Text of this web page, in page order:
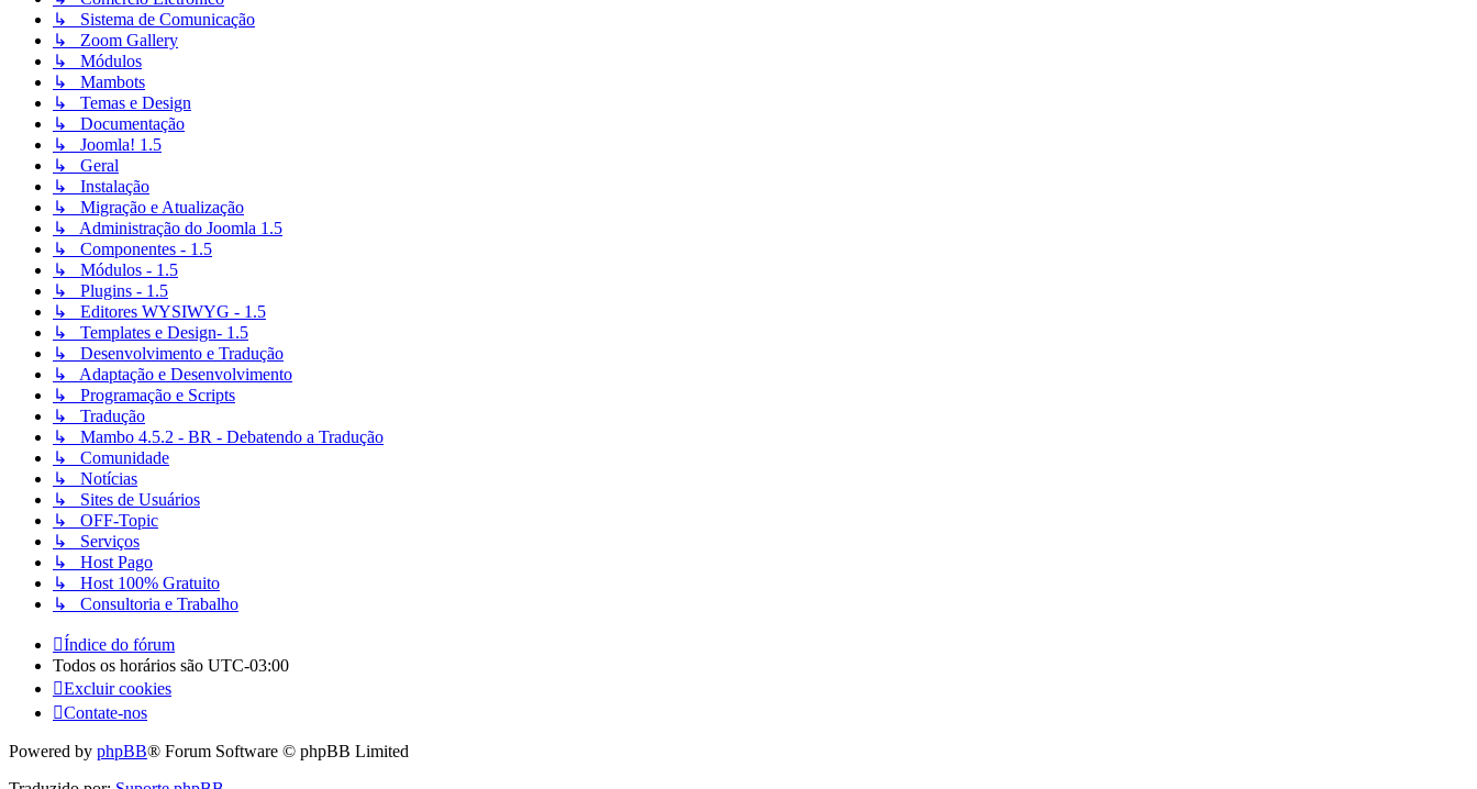
↳ Sistema de Comunicação
↳ Zoom Gallery
↳ Módulos
↳ Mambots
↳ Temas e Design
↳ Documentação
↳ Joomla! 1.5
↳ Geral
↳ Instalação
↳ Migração e Atualização
↳ Administração do Joomla 1.5
↳ Componentes - 1.5
↳ Módulos - 1.5
↳ Plugins - 1.5
↳ Editores WYSIWYG - 1.5
↳ Templates e Design- 1.5
↳ Desenvolvimento e Tradução
↳ Adaptação e Desenvolvimento
↳ Programação e Scripts
↳ Tradução
↳ Mambo 4.5.2 - BR - Debatendo a Tradução
↳ Comunidade
↳ Notícias
↳ Sites de Usuários
↳ OFF-Topic
↳ Serviços
↳ Host Pago
↳ Host 100% Gratuito
↳ Consultoria e Trabalho
Índice do fórum
Todos os horários são UTC-03:00
Excluir cookies
Contate-nos
Powered by phpBB® Forum Software © phpBB Limited